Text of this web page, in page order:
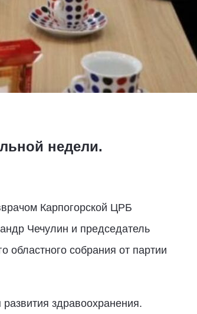
недели.
Карпогорской ЦРБ
Чечулин и председатель
областного собрания от партии
здравоохранения.